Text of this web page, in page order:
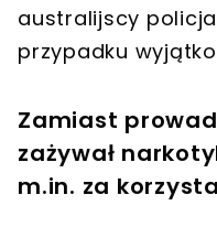
australijscy
przypadku
Zamiast
zażywał
m.in. za